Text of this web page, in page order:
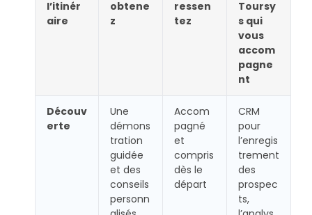
l’itinér
aire
obtene
z
ressen
tez
Toursy
s qui
vous
accom
pagne
nt
Découv
erte
Une
démons
tration
guidée
et des
conseils
personn
Accom
pagné
et
compris
dès le
départ
CRM
pour
l’enregis
trement
des
prospec
ts,